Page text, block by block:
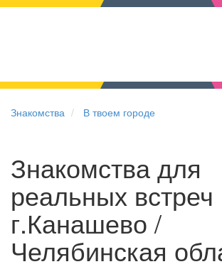
Знакомства В твоем городе
Знакомства для
реальных встреч
г.Канашево /
Челябинская